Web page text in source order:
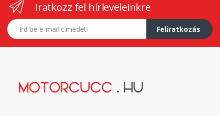
Iratkozz fel hírleveleinkre
E-mail címed
Feliratkozás